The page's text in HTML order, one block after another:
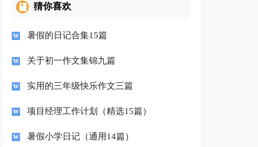
猜你喜欢
暑假的日记合集15篇
关于初一作文集锦九篇
实用的三年级快乐作文三篇
项目经理工作计划（精选15篇）
暑假小学日记（通用14篇）